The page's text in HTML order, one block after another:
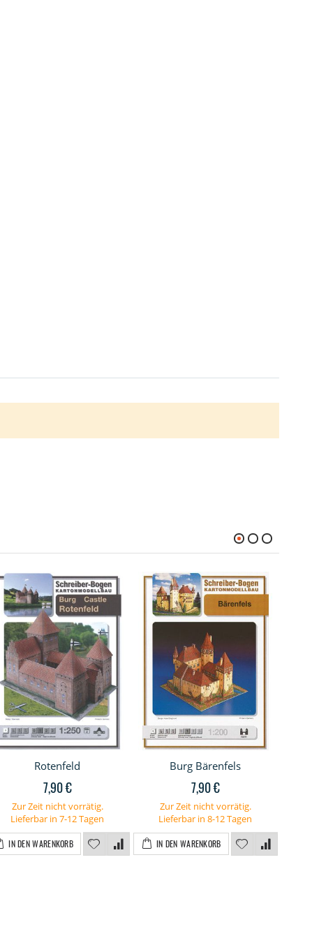
Rotenfeld
7,90 €
Zur Zeit nicht vorrätig.
Lieferbar in 7-12 Tagen
IN DEN WARENKORB
Burg Bärenfels
7,90 €
Zur Zeit nicht vorrätig.
Lieferbar in 8-12 Tagen
IN DEN WARENKORB